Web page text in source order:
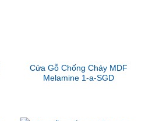
Cửa Gỗ Chống Cháy MDF
Melamine 1-a-SGD